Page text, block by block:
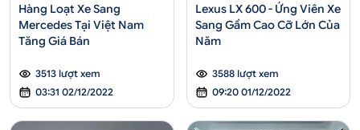
Hàng Loạt Xe Sang
Mercedes Tại Việt Nam
Tăng Giá Bán
3513 lượt xem
03:31 02/12/2022
Lexus LX 600 - Ứng Viên Xe
Sang Gầm Cao Cỡ Lớn Của
Năm
3588 lượt xem
09:20 01/12/2022